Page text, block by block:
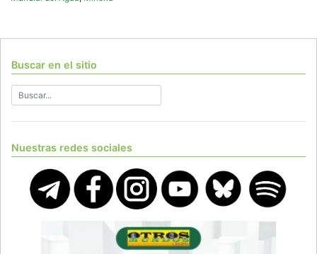
Buscar en el sitio
Nuestras redes sociales